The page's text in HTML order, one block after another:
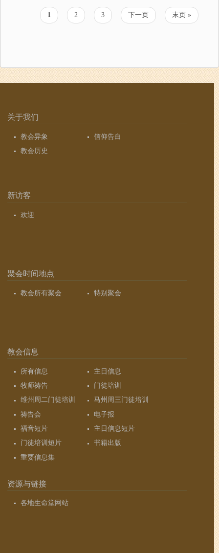
当
前
1
页
面
2
页
面
3
下
一
下一页
末
页
末页 »
关于我们
教会异象
信仰告白
教会历史
新访客
欢迎
聚会时间地点
教会所有聚会 特别聚会
教会信息
所有信息
主日信息
牧师祷告
门徒培训
维州周二门徒培训
马州周三门徒培训
祷告会
电子报
福音短片
主日信息短片
门徒培训短片
书籍出版
重要信息集
资源与链接
各地生命堂网站